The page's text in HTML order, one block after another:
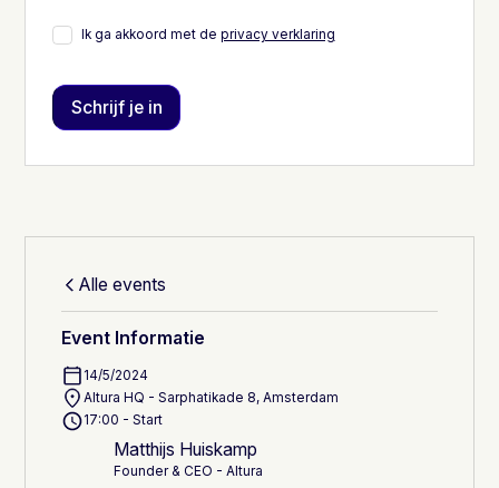
Ik ga akkoord met de privacy verklaring
Alle events
Event Informatie
14/5/2024
Altura HQ - Sarphatikade 8, Amsterdam
17:00 - Start
Matthijs Huiskamp
Founder & CEO - Altura